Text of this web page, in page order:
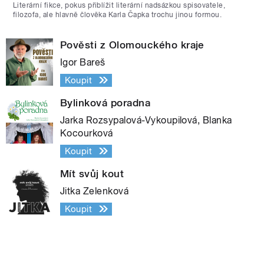
Literární fikce, pokus přiblížit literární nadsázkou spisovatele,
filozofa, ale hlavně člověka Karla Čapka trochu jinou formou.
Pověsti z Olomouckého kraje
Igor Bareš
Koupit
Bylinková poradna
Jarka Rozsypalová-Vykoupilová, Blanka
Kocourková
Koupit
Mít svůj kout
Jitka Zelenková
Koupit